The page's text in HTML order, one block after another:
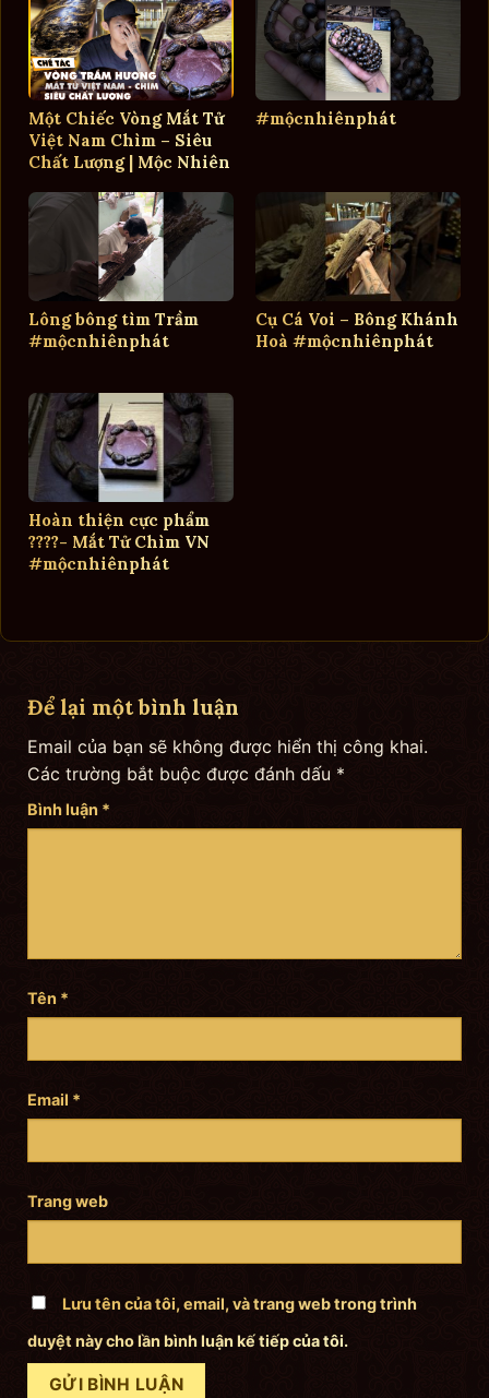
Một Chiếc Vòng Mắt Tử
Việt Nam Chìm – Siêu
Chất Lượng | Mộc Nhiên
#mộcnhiênphát
Lông bông tìm Trầm
#mộcnhiênphát
Cụ Cá Voi – Bông Khánh
Hoà #mộcnhiênphát
Hoàn thiện cực phẩm
????- Mắt Tử Chìm VN
#mộcnhiênphát
Để lại một bình luận
Email của bạn sẽ không được hiển thị công khai.
Các trường bắt buộc được đánh dấu *
Bình luận *
Tên *
Email *
Trang web
Lưu tên của tôi, email, và trang web trong trình
duyệt này cho lần bình luận kế tiếp của tôi.